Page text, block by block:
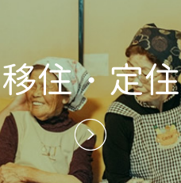
移住・定住